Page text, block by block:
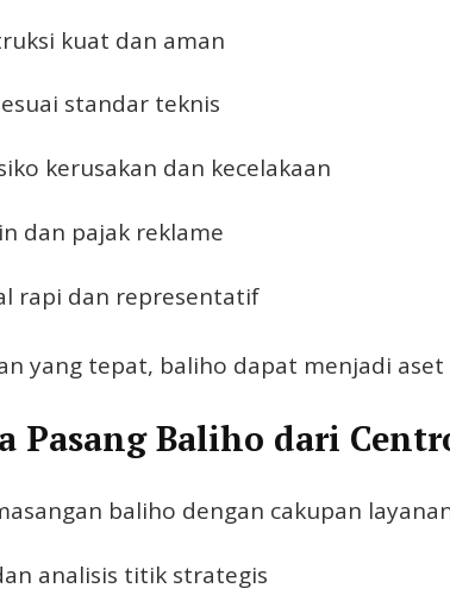
kuat dan aman
standar teknis
kerusakan dan kecelakaan
dan pajak reklame
rapi dan representatif
yang tepat, baliho dapat menjadi
Pasang Baliho dari
baliho dengan cakupan
analisis titik strategis